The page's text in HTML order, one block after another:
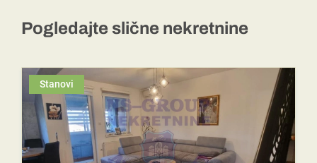
Pogledajte slične nekretnine
Stanovi